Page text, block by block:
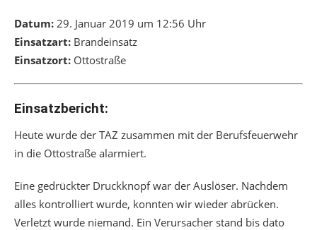
Datum: 29. Januar 2019 um 12:56 Uhr
Einsatzart: Brandeinsatz
Einsatzort: Ottostraße
Einsatzbericht:
Heute wurde der TAZ zusammen mit der Berufsfeuerwehr
in die Ottostraße alarmiert.
Eine gedrückter Druckknopf war der Auslöser. Nachdem
alles kontrolliert wurde, konnten wir wieder abrücken.
Verletzt wurde niemand. Ein Verursacher stand bis dato